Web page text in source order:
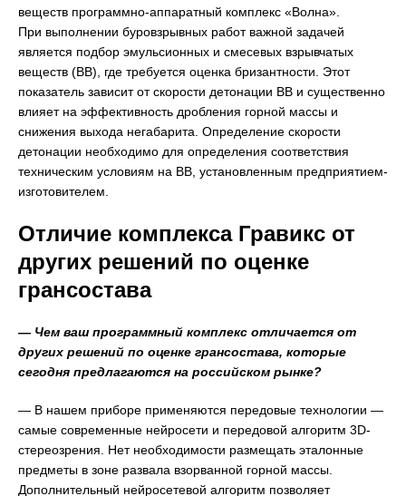
веществ программно-аппаратный комплекс «Волна».
При выполнении буровзрывных работ важной задачей
является подбор эмульсионных и смесевых взрывчатых
веществ (ВВ), где требуется оценка бризантности. Этот
показатель зависит от скорости детонации ВВ и существенно
влияет на эффективность дробления горной массы и
снижения выхода негабарита. Определение скорости
детонации необходимо для определения соответствия
техническим условиям на ВВ, установленным предприятием-
изготовителем.
Отличие комплекса Гравикс от
других решений по оценке
грансостава
— Чем ваш программный комплекс отличается от
других решений по оценке грансостава, которые
сегодня предлагаются на российском рынке?
— В нашем приборе применяются передовые технологии —
самые современные нейросети и передовой алгоритм 3D-
стереозрения. Нет необходимости размещать эталонные
предметы в зоне развала взорванной горной массы.
Дополнительный нейросетевой алгоритм позволяет